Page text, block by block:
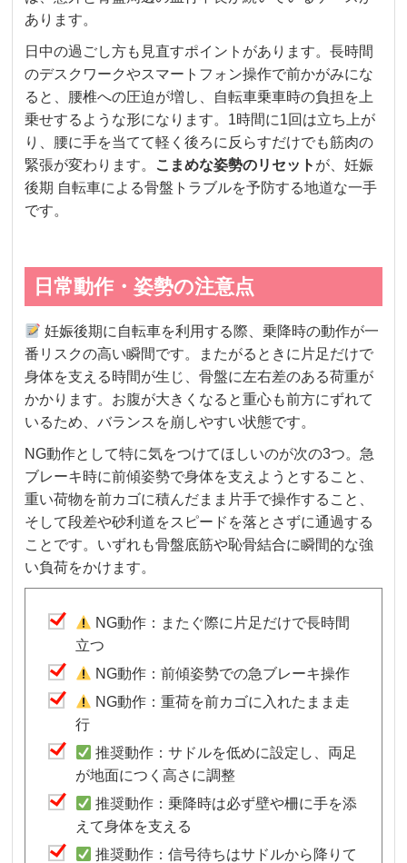
あります。
日中の過ごし方も見直すポイントがあります。長時間
のデスクワークやスマートフォン操作で前かがみにな
ると、腰椎への圧迫が増し、自転車乗車時の負担を上
乗せするような形になります。1時間に1回は立ち上が
り、腰に手を当てて軽く後ろに反らすだけでも筋肉の
緊張が変わります。
こまめな姿勢のリセット が、妊娠
後期 自転車による骨盤トラブルを予防する地道な一手
です。
日常動作・姿勢の注意点
妊娠後期に自転車を利用する際、乗降時の動作が一
番リスクの高い瞬間です。またがるときに片足だけで
身体を支える時間が生じ、骨盤に左右差のある荷重が
かかります。お腹が大きくなると重心も前方にずれて
いるため、バランスを崩しやすい状態です。
NG動作として特に気をつけてほしいのが次の3つ。急
ブレーキ時に前傾姿勢で身体を支えようとすること、
重い荷物を前カゴに積んだまま片手で操作すること、
そして段差や砂利道をスピードを落とさずに通過する
ことです。いずれも骨盤底筋や恥骨結合に瞬間的な強
い負荷をかけます。
NG動作：またぐ際に片足だけで長時間
立つ
NG動作：前傾姿勢での急ブレーキ操作
NG動作：重荷を前カゴに入れたまま走
行
推奨動作：サドルを低めに設定し、両足
が地面につく高さに調整
推奨動作：乗降時は必ず壁や柵に手を添
えて身体を支える
推奨動作：信号待ちはサドルから降りて